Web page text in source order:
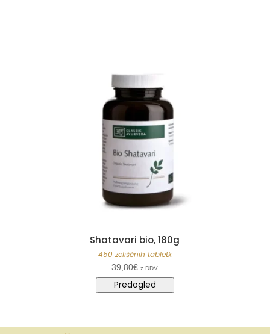
Shatavari bio, 180g
450 zeliščnih tabletk
39,80€ z DDV
Predogled